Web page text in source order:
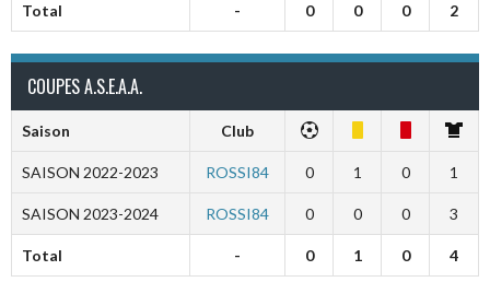
Total - 0 0 0 2
COUPES A.S.E.A.A.
Saison Club
SAISON 2022-2023 ROSSI84 0 1 0 1
SAISON 2023-2024 ROSSI84 0 0 0 3
Total - 0 1 0 4